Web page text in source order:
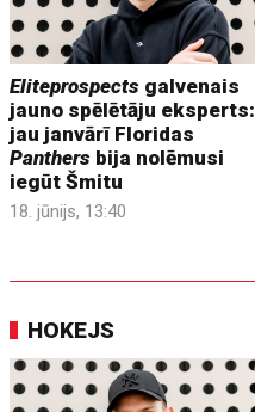
Eliteprospects galvenais
jauno spēlētāju eksperts:
jau janvārī Floridas
Panthers bija nolēmusi
iegūt Šmitu
18. jūnijs, 13:40
HOKEJS